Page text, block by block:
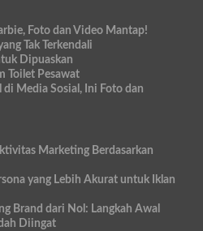
Foto dan Video Mantap!
Tak Terkendali
Dipuaskan
Toilet Pesawat
di Media Sosial, Ini Foto dan
Marketing Berdasarkan
yang Lebih Akurat untuk Iklan
Brand dari Nol: Langkah Awal
Diingat